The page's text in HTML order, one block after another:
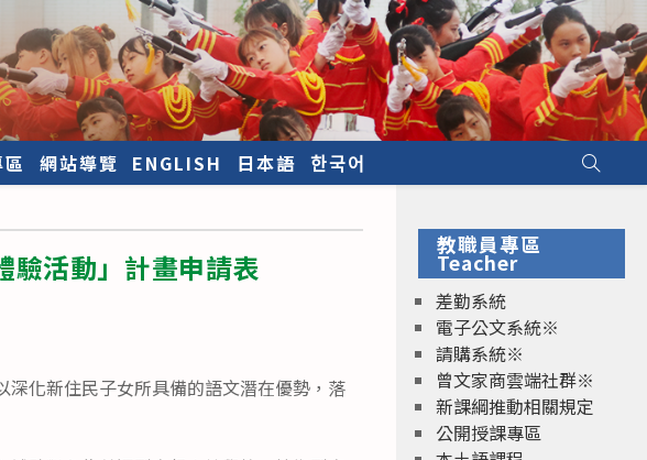
網站導覽 ENGLISH 日本語 한국어
驗活動」計畫申請表
化新住民子女所具備的語文潛在優勢，落
教職員專區
Teacher
差勤系統
電子公文系統※
請購系統※
曾文家商雲端社群※
新課綱推動相關規定
公開授課專區